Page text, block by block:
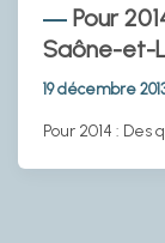
Pour
Saône-et-
19 décembre
Pour 2014 :